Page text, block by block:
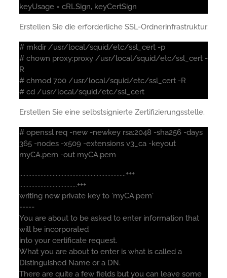
keyUsage = cRLSign, keyCertSign
Erstellen Sie die erforderliche SSL-Ordnerinfrastruktur.
# mkdir /usr/local/squid/etc/ssl_cert -p
# chown proxy:proxy /usr/local/squid/etc/ssl_cert -
R
# chmod 700 /usr/local/squid/etc/ssl_cert -R
# cd /usr/local/squid/etc/ssl_cert
Erstellen Sie eine selbstsignierte Zertifizierungsstelle.
# openssl req -new -newkey rsa:2048 -sha256 -days
365 -nodes -x509 -extensions v3_ca -keyout
myCA.pem -out myCA.pem
......................................................................+++
......................................+++
writing new private key to 'myCA.pem'
-----
You are about to be asked to enter information that
will be incorporated
into your certificate request.
What you are about to enter is what is called a
Distinguished Name or a DN.
There are quite a few fields but you can leave some